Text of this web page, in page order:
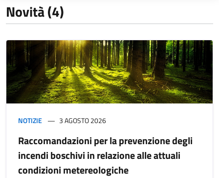
Novità (4)
NOTIZIE 3 AGOSTO 2026
Raccomandazioni per la prevenzione degli
incendi boschivi in relazione alle attuali
condizioni metereologiche